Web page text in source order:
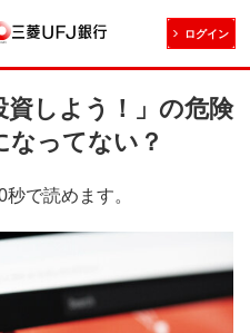
ログイン
資しよう！」の危険
なってない？
で読めます。